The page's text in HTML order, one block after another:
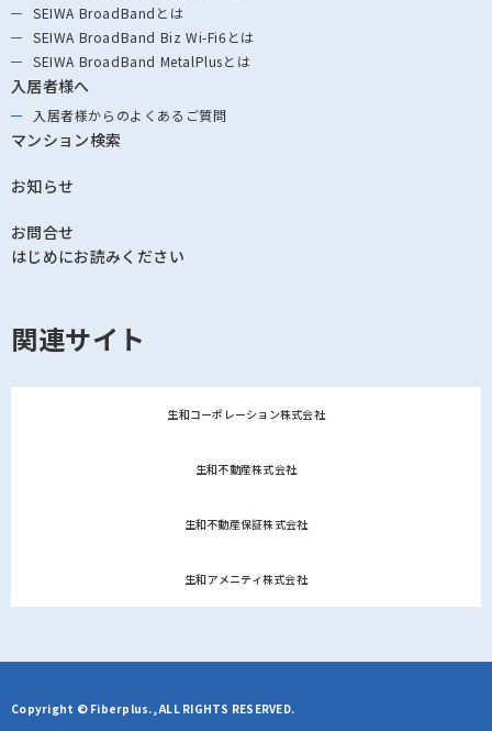
SEIWA BroadBandとは
SEIWA BroadBand Biz Wi-Fi6とは
SEIWA BroadBand MetalPlusとは
入居者様へ
入居者様からのよくあるご質問
マンション検索
お知らせ
お問合せ
はじめにお読みください
関連サイト
生和コーポレーション株式会社
生和不動産株式会社
生和不動産保証株式会社
生和アメニティ株式会社
Copyright © Fiberplus., ALL RIGHTS RESERVED.